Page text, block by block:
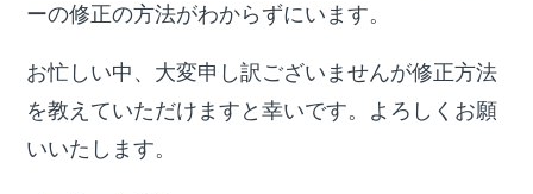
ーの修正の方法がわからずにいます。
お忙しい中、大変申し訳ございませんが修正方法
を教えていただけますと幸いです。よろしくお願
いいたします。